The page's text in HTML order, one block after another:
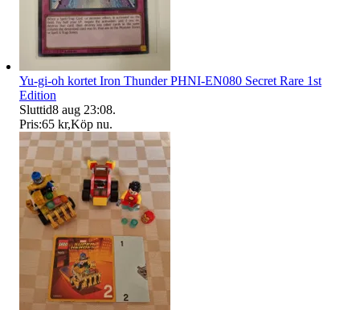
Yu-gi-oh kortet Iron Thunder PHNI-EN080 Secret Rare 1st
Edition
Sluttid8 aug 23:08.
Pris:65 kr,Köp nu.